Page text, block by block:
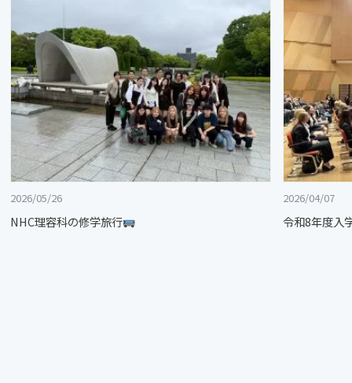
2026/05/26
NHC理容科の修学旅行
2026/04/07
令和8年度入